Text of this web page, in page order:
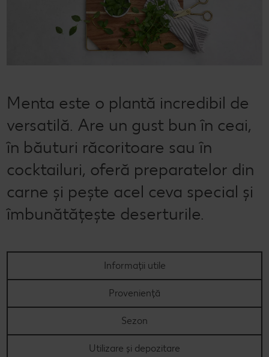
Cu Kaufland Card alimentezi ușor
Dicționar de alimente
Rețete by Kitchen Affair
Rețete de prăjituri
Rețete cu carne
Rețete de post
Codul Grataragiului NOU
Ești producător local? Te strigă Kaufland!
Când cere ceva dulce
Marcă proprie Kaufland - și calitate și preț mic
RE:FRESH
România știe să gătească
Kaufland Livrează
Revista Kaufland - Acum și pe WhatsApp!
Menta este o plantă incredibil de
versatilă. Are un gust bun în ceai,
în băuturi răcoritoare sau în
cocktailuri, oferă preparatelor din
carne și pește acel ceva special și
îmbunătățește deserturile.
Informații utile
Proveniență
Sezon
Utilizare și depozitare